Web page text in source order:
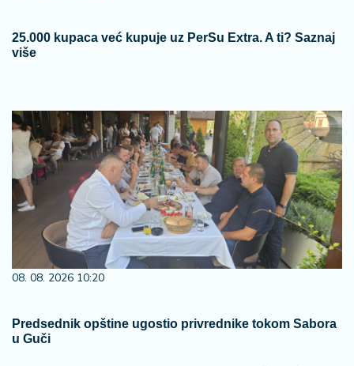
25.000 kupaca već kupuje uz PerSu Extra. A ti? Saznaj
više
08. 08. 2026 10:20
Predsednik opštine ugostio privrednike tokom Sabora
u Guči